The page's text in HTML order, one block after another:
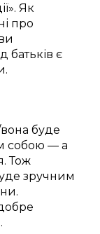
Як
про
батьків є
буде
собою — а
Тож
зручним